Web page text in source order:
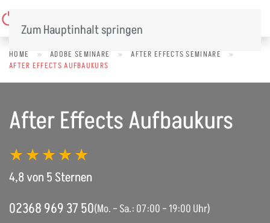
Zum Hauptinhalt springen
HOME » ADOBE SEMINARE » AFTER EFFECTS SEMINARE
»
AFTER EFFECTS AUFBAUKURS
After Effects Aufbaukurs
★★★★★
4,8 von 5 Sternen
02368 969 37 50(Mo. – Sa.: 07:00 – 19:00 Uhr)